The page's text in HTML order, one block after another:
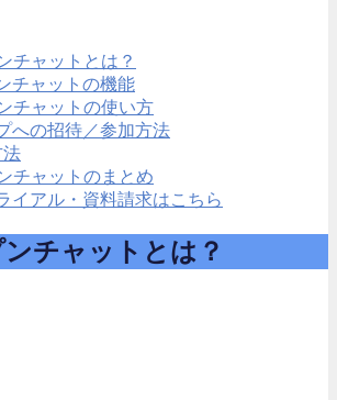
チャットとは？
チャットの機能
チャットの使い方
への招待／参加方法
法
チャットのまとめ
イアル・資料請求はこちら
チャットとは？